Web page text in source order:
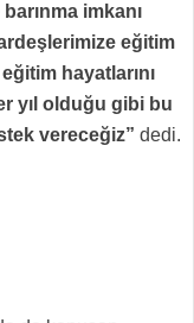
imkanı
eğitim
hayatlarını
yıl olduğu gibi bu
vereceğiz” dedi.